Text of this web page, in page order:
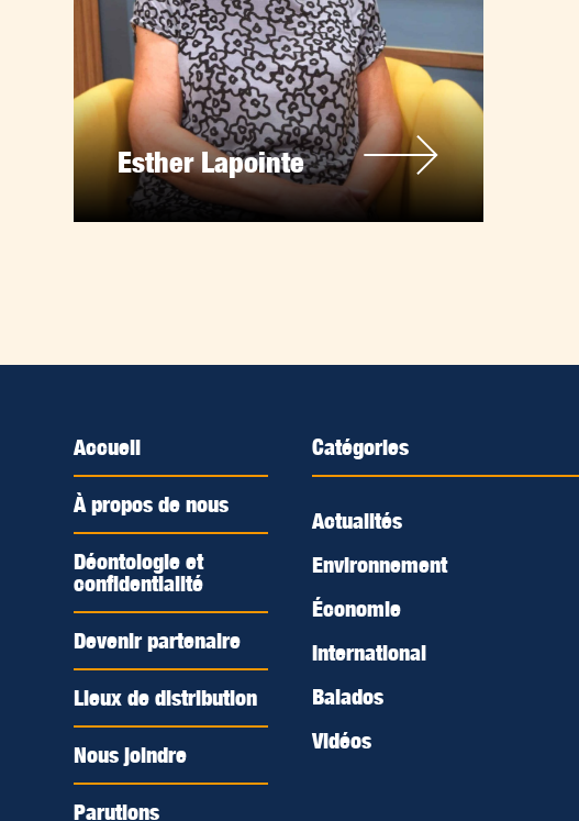
Esther Lapointe
Accueil
À propos de nous
Déontologie et
confidentialité
Devenir partenaire
Lieux de distribution
Nous joindre
Parutions
Catégories
Actualités
Environnement
Économie
International
Balados
Vidéos